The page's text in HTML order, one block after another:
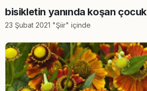
bisikletin yanında koşan çocuk
23 Şubat 2021 "Şiir" içinde